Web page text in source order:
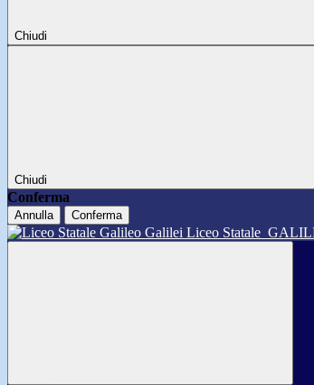
Chiudi
Chiudi
Conferma
Annulla Conferma
Liceo Statale